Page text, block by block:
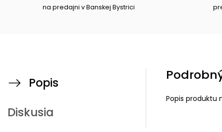
na predajni v Banskej Bystrici
Popis
Diskusia
Popis produktu